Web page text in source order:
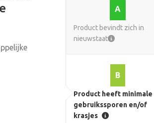
A
Product bevindt zich in
nieuwstaat
B
Product heeft minimale
gebruikssporen en/of
krasjes